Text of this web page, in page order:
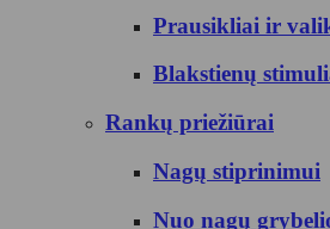
Prausikliai ir
Blakstienų
Rankų priežiūrai
Nagų stiprinimui
Nuo nagų